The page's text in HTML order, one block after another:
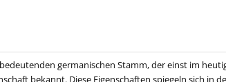
germanischen Stamm, der einst im
bekannt. Diese Eigenschaften spiegeln sich in